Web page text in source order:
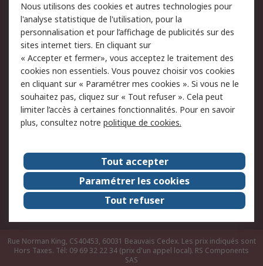
du site
Politique de protection
des données - Mise à
jour
Sécurité des E-mails
Conditions générales
de vente
Politique anti-
corruption
Campagnes marketing
A propos de RS
A propos de RS France
Evénements
Le groupe RS Group Plc
Presse
RS dans le monde
Démarche RSE
Nous rejoindre
RS Particuliers
Rue Norman King, CS40453, 60031 Beauvais Cedex. Les prix indiqués sont
Hors Taxes. Tél: 09 69 32 22 34 (prix d'un appel local). RS Components
SAS
Nous utilisons des cookies et autres technologies pour
l'analyse statistique de l'utilisation, pour la
personnalisation et pour l’affichage de publicités sur des
sites internet tiers. En cliquant sur
« Accepter et fermer», vous acceptez le traitement des
cookies non essentiels. Vous pouvez choisir vos cookies
en cliquant sur « Paramétrer mes cookies ». Si vous ne le
souhaitez pas, cliquez sur « Tout refuser ». Cela peut
limiter l’accès à certaines fonctionnalités. Pour en savoir
plus, consultez notre politique de cookies.
Tout accepter
Paramétrer les cookies
Tout refuser